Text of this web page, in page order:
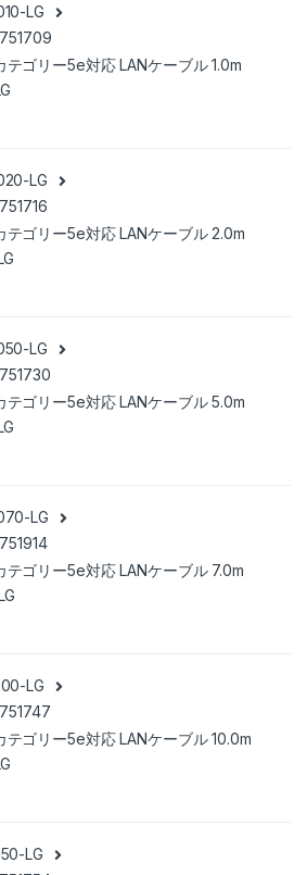
LG
テゴリー5e対応 LANケーブル 1.0m
LG
テゴリー5e対応 LANケーブル 2.0m
LG
テゴリー5e対応 LANケーブル 5.0m
LG
テゴリー5e対応 LANケーブル 7.0m
LG
テゴリー5e対応 LANケーブル 10.0m
LG